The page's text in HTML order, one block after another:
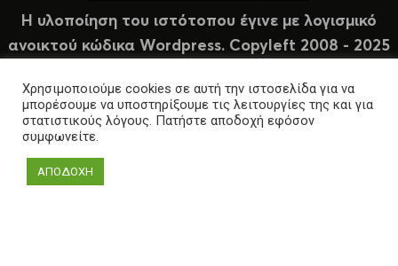
Η υλοποίηση του ιστότοπου έγινε με λογισμικό
ανοικτού κώδικα Wordpress. Copyleft 2008 - 2025
Χρησιμοποιούμε cookies σε αυτή την ιστοσελίδα για να
μπορέσουμε να υποστηρίξουμε τις λειτουργίες της και για
στατιστικούς λόγους. Πατήστε αποδοχή εφόσον
συμφωνείτε.
ΑΠΟΔΟΧΗ